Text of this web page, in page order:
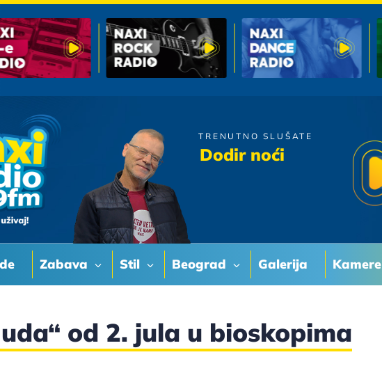
Zabava Stil Beograd Galerija Kamere
TRENUTNO SLUŠATE
Dodir noćiLeontina
od 2. jula u bioskopima